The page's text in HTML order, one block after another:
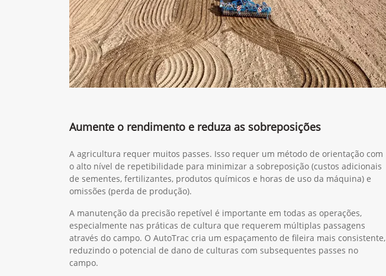
Aumente o rendimento e reduza as sobreposições
A agricultura requer muitos passes. Isso requer um método de orientação com
o alto nível de repetibilidade para minimizar a sobreposição (custos adicionais
de sementes, fertilizantes, produtos químicos e horas de uso da máquina) e
omissões (perda de produção).
A manutenção da precisão repetível é importante em todas as operações,
especialmente nas práticas de cultura que requerem múltiplas passagens
através do campo. O AutoTrac cria um espaçamento de fileira mais consistente,
reduzindo o potencial de dano de culturas com subsequentes passes no
campo.